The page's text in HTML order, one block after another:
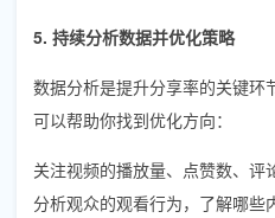
5. 持续分析数据并优化策略
数据分析是提升分享率的关键环
可以帮助你找到优化方向：
关注视频的播放量、点赞数、评
分析观众的观看行为，了解哪些